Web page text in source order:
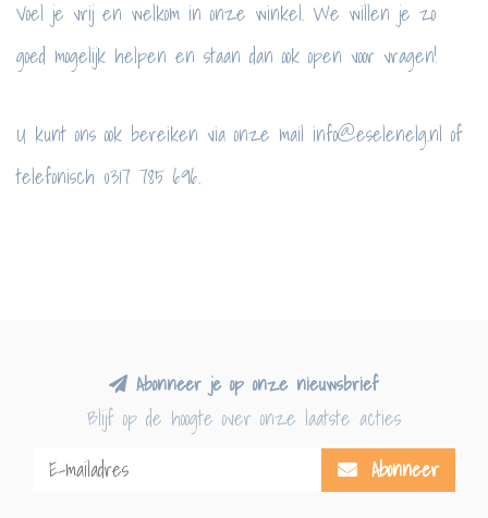
Voel je vrij en welkom in onze winkel. We willen je zo
goed mogelijk helpen en staan dan ook open voor vragen!
U kunt ons ook bereiken via onze mail info@eselenelg.nl of
telefonisch 0317 785 696.
Abonneer je op onze nieuwsbrief
Blijf op de hoogte over onze laatste acties
Abonneer